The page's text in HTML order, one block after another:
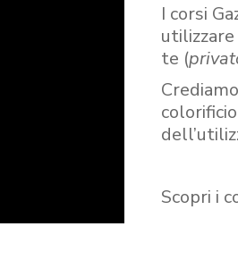
I corsi
te (
Scopri i